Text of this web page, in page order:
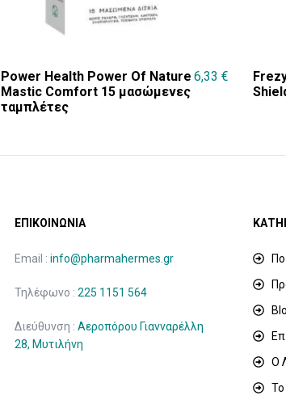
Power Health Power Of Nature
Mastic Comfort 15 μασώμενες
ταμπλέτες
6,33 €
ΕΠΙΚΟΙΝΩΝΙΑ
Email : info@pharmahermes.gr
Τηλέφωνο : 225 1151 564
Διεύθυνση : Αεροπόρου Γιανναρέλλη
28, Μυτιλήνη
Ο
Το